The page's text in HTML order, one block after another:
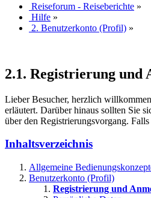
Reiseforum - Reiseberichte »
Hilfe »
2. Benutzerkonto (Profil) »
2.1. Registrierung und
Lieber Besucher, herzlich
erläutert. Darüber hinaus sollten Sie
über den Registrierungsvorgang.
Inhaltsverzeichnis
Allgemeine
Benutzerkonto (Profil)
Registrierung und